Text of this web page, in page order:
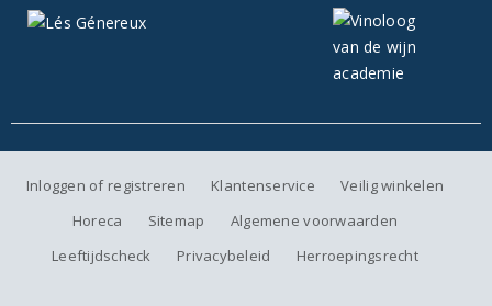
Inloggen of registreren Klantenservice
Veilig winkelen
Horeca
Sitemap
Algemene voorwaarden
Leeftijdscheck
Privacybeleid Herroepingsrecht